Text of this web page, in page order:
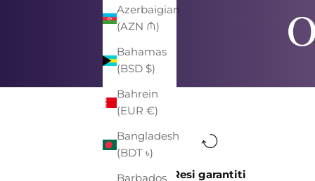
Azerbaigian
(AZN ₼)
Bahamas
(BSD $)
Bahrein
(EUR €)
Bangladesh
(BDT ৳)
Barbados
Resi garantiti